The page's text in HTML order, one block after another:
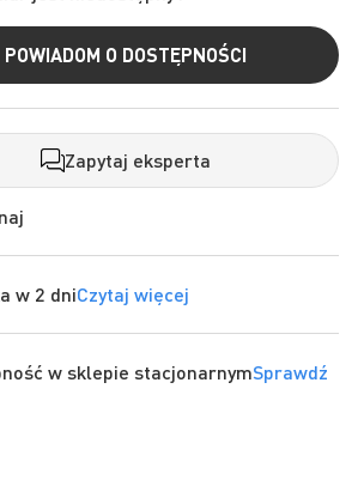
Zapytaj eksperta
w 2 dniCzytaj więcej
w sklepie stacjonarnymSprawdź
POWIADOM O DOSTĘPNOŚCI